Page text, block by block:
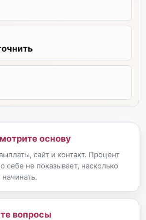
основу
сайт и контакт. Процент
себе не показывает, насколько
вопросы